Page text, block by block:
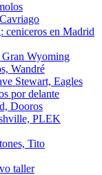
ceniceros en Madrid
Wyoming
Wandré
Stewart, Eagles
por delante
Dooros
PLEK
Tito
taller